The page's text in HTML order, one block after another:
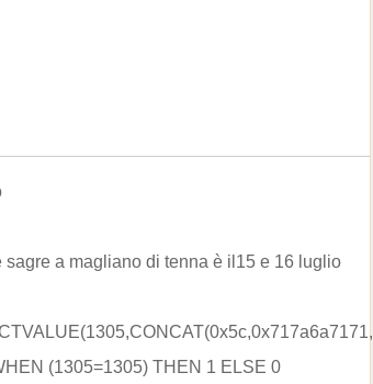
sagre a magliano di tenna è il15 e 16 luglio
(1305=1305) THEN 1 ELSE 0